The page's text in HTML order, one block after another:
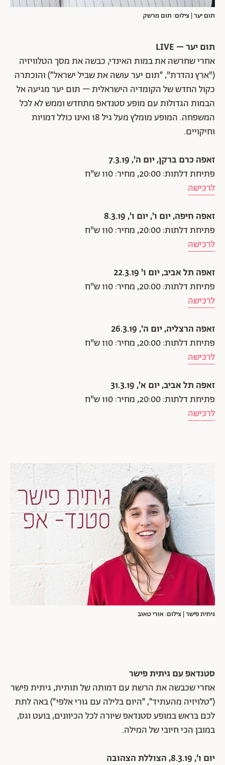
תום יער | צילום: תום מרשק
תום יער – LIVE
אחרי שחרשה את במות האינדי, כבשה את מסך הטלוויזיה
("ארץ נהדרת", ״תום יער עושה את שביל ישראל״) והוכתרה
כקול החדש של הקומדיה הישראלית – תום יער מגיעה אל
הבמות הגדולות עם מופע סטנדאפ מתחדש וממש לא לכל
המשפחה. המופע מומלץ מעל גיל 18 ואינו כולל דמויות
וחיקויים.
זאפה כרם ברקן, יום ה', 7.3.19
פתיחת דלתות: 20:00, מחיר: 110 ש"ח
לרכישה
זאפה חיפה, יום ו', יום ו', 8.3.19
פתיחת דלתות: 20:00, מחיר: 110 ש"ח
לרכישה
זאפה תל אביב, יום ו' 22.3.19
פתיחת דלתות: 20:00, מחיר: 110 ש"ח
לרכישה
זאפה הרצליה, יום ה', 26.3.19
פתיחת דלתות: 20:00, מחיר: 110 ש"ח
לרכישה
זאפה תל אביב, יום א', 31.3.19
פתיחת דלתות: 20:00, מחיר: 110 ש"ח
לרכישה
גיתית פישר | צילום: אורי טאוב
סטנדאפ עם גיתית פישר
אחרי שכבשה את הרשת עם דמותה של תותית, גיתית פישר
(״טלויזיה מהעתיד״, ״היום בלילה עם גורי אלפי״) באה לתת
לכם בראש במופע סטנדאפ שיורה לכל הכיוונים, בועט וגס,
במובן הכי חיובי של המילה.
יום ו', 8.3.19, הצוללת הצהובה